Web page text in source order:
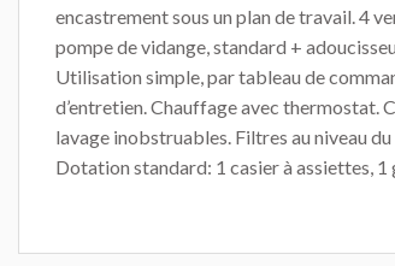
encastrement sous un plan de travail. 4
pompe de vidange, standard +
Utilisation simple, par tableau de
d’entretien. Chauffage avec thermostat.
lavage inobstruables. Filtres au niveau
Dotation standard: 1 casier à assiettes,